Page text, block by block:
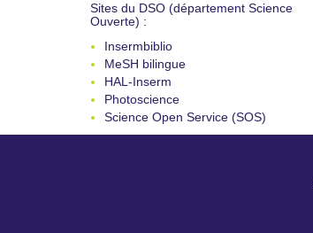
Sites du DSO (département Science
Ouverte) :
Insermbiblio
MeSH bilingue
HAL-Inserm
Photoscience
Science Open Service (SOS)